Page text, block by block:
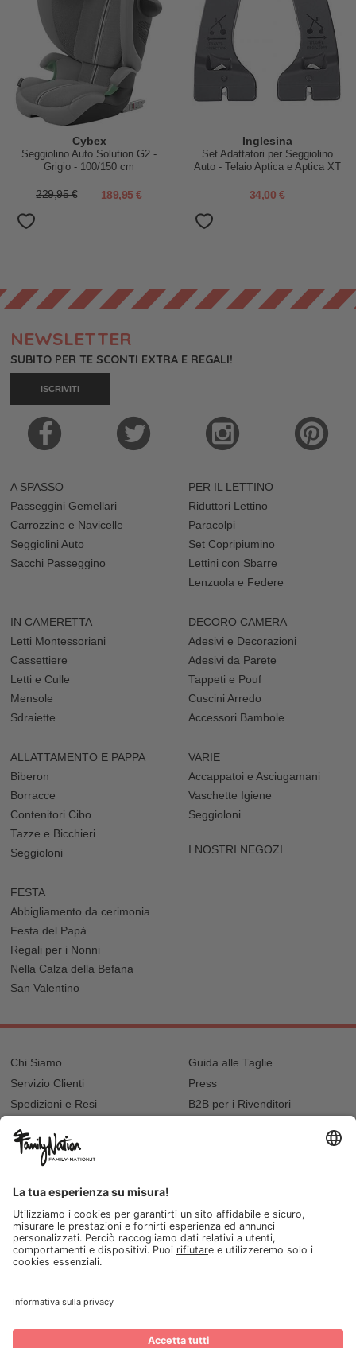
Cybex
Seggiolino Auto Solution G2 -
Grigio - 100/150 cm
229,95 € 189,95 €
Inglesina
Set Adattatori per Seggiolino
Auto - Telaio Aptica e Aptica XT
34,00 €
NEWSLETTER
SUBITO PER TE SCONTI EXTRA E REGALI!
ISCRIVITI
A SPASSO
Passeggini Gemellari
Carrozzine e Navicelle
Seggiolini Auto
Sacchi Passeggino
PER IL LETTINO
Riduttori Lettino
Paracolpi
Set Copripiumino
Lettini con Sbarre
Lenzuola e Federe
IN CAMERETTA
Letti Montessoriani
Cassettiere
Letti e Culle
Mensole
Sdraiette
DECORO CAMERA
Adesivi e Decorazioni
Adesivi da Parete
Tappeti e Pouf
Cuscini Arredo
Accessori Bambole
ALLATTAMENTO E PAPPA
Biberon
Borracce
Contenitori Cibo
Tazze e Bicchieri
Seggioloni
VARIE
Accappatoi e Asciugamani
Vaschette Igiene
Seggioloni
I NOSTRI NEGOZI
FESTA
Abbigliamento da cerimonia
Festa del Papà
Regali per i Nonni
Nella Calza della Befana
San Valentino
Chi Siamo
Servizio Clienti
Spedizioni e Resi
Recupero password?
Lista regalo e nascita
Guida alle Taglie
Press
B2B per i Rivenditori